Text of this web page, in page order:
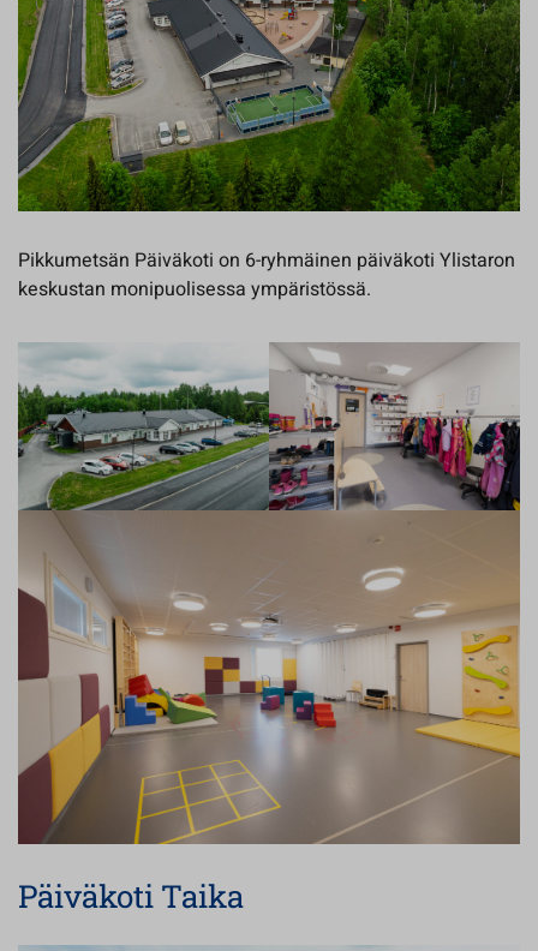
Pikkumetsän Päiväkoti on 6-ryhmäinen päiväkoti Ylistaron
keskustan monipuolisessa ympäristössä.
Päiväkoti Taika